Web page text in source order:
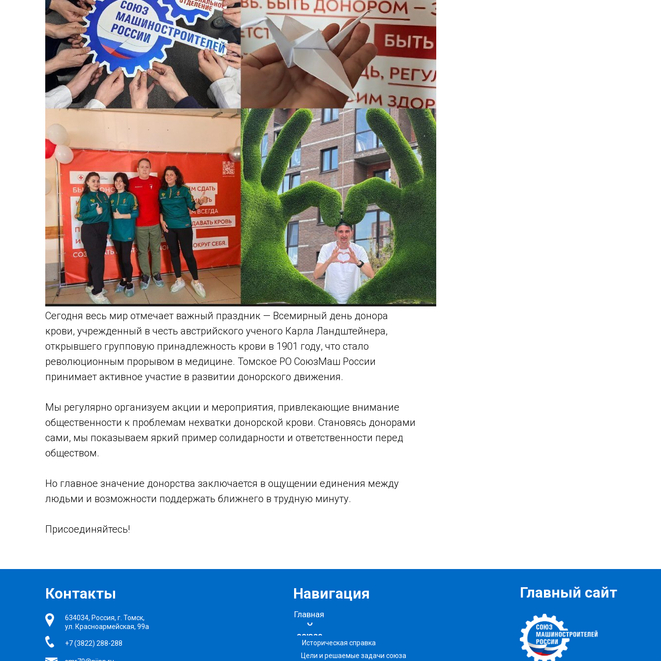
Сегодня весь мир отмечает важный праздник — Всемирный день донора
крови, учрежденный в честь австрийского ученого Карла Ландштейнера,
открывшего групповую принадлежность крови в 1901 году, что стало
революционным прорывом в медицине. Томское РО СоюзМаш России
принимает активное участие в развитии донорского движения.
Мы регулярно организуем акции и мероприятия, привлекающие внимание
общественности к проблемам нехватки донорской крови. Становясь донорами
сами, мы показываем яркий пример солидарности и ответственности перед
обществом.
Но главное значение донорства заключается в ощущении единения между
людьми и возможности поддержать ближнего в трудную минуту.
Присоединяйтесь!
634034, Россия, г. Томск,
ул. Красноармейская, 99а
+7 (3822) 288-288
Главный сайт
Контакты
О
союзе
Навигация
Главная
Историческая справка
Цели и решаемые задачи союза